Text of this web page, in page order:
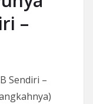
–
Sendiri –